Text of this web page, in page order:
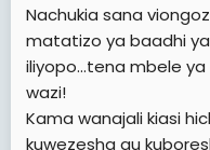
kutatua hata mambo
Pia soma:Dkt.
fomu kitu
kwanza hiyo
Nachukia sana
matatizo ya baadhi
iliyopo...tena mbele
wazi!
Kama wanajali kiasi
kuwezesha au